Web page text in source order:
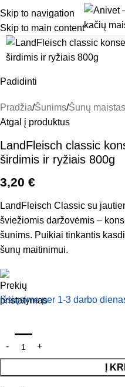
Skip to navigation
Skip to main content
Padidinti
Pradžia Šunims Šunų maistas
Atgal į produktus
LandFleisch classic
širdimis ir ryžiais 800g
3,20 €
LandFleisch Classic su
šviežiomis daržovėmis –
šunims. Puikiai tinkantis
šunų maitinimui.
Išsiųsime per 1-3 darbo
Į